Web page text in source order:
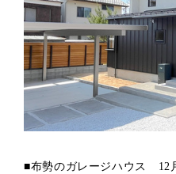
■布勢のガレージハウス 12